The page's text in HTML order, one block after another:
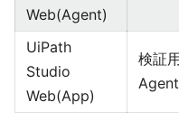
Web(Agent)
UiPath
Studio
Web(App)
検証
Agent